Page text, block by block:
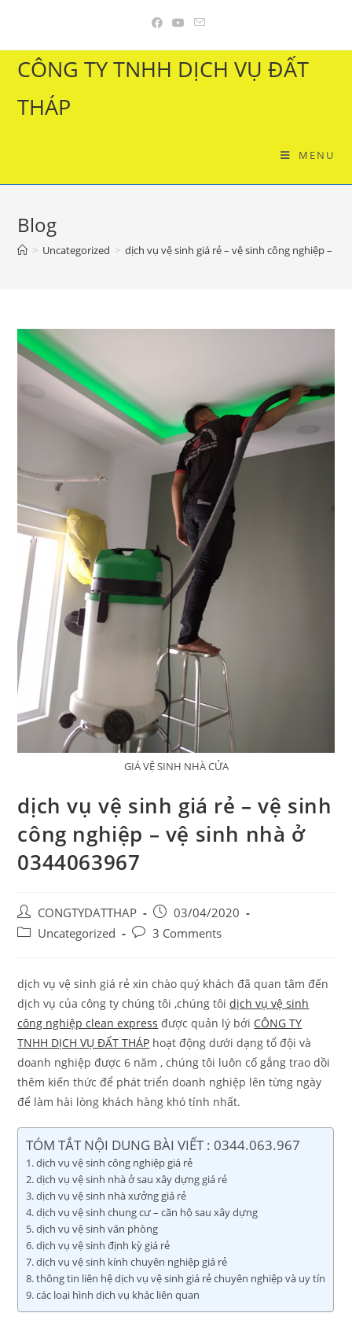
content
CÔNG TY TNHH DỊCH VỤ ĐẤT
THÁP
MENU
Blog
> Uncategorized > dịch vụ vệ sinh giá rẻ – vệ sinh công nghiệp – vệ
GIÁ VỆ SINH NHÀ CỬA
dịch vụ vệ sinh giá rẻ – vệ sinh
công nghiệp – vệ sinh nhà ở
0344063967
Post
author:
CONGTYDATTHAP
Post
published:
03/04/2020
PostUncategorized
Post3 Comments
dịch vụ vệ sinh giá rẻ xin chào quý khách đã quan tâm đến
dịch vụ của công ty chúng tôi ,chúng tôidịch vụ vệ sinh
công nghiệp clean express được quản lý bởi CÔNG TY
TNHH DỊCH VỤ ĐẤT THÁP hoạt động dưới dạng tổ đội và
doanh nghiệp được 6 năm , chúng tôi luôn cố gắng trao dồi
thêm kiến thức để phát triển doanh nghiệp lên từng ngày
để làm hài lòng khách hàng khó tính nhất.
TÓM TẮT NỘI DUNG BÀI VIẾT : 0344.063.967
dịch vụ vệ sinh công nghiệp giá rẻ
dịch vụ vệ sinh nhà ở sau xây dựng giá rẻ
dịch vụ vệ sinh nhà xưởng giá rẻ
dịch vụ vệ sinh chung cư – căn hộ sau xây dựng
dịch vụ vệ sinh văn phòng
dịch vụ vệ sinh định kỳ giá rẻ
dịch vụ vệ sinh kính chuyên nghiệp giá rẻ
thông tin liên hệ dịch vụ vệ sinh giá rẻ chuyên nghiệp và uy tín
các loại hình dịch vụ khác liên quan